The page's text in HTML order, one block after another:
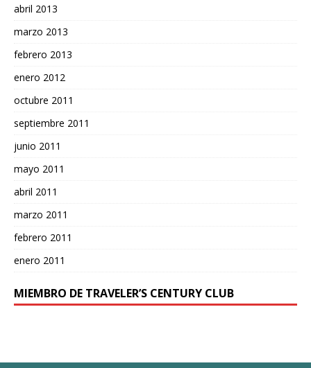
abril 2013
marzo 2013
febrero 2013
enero 2012
octubre 2011
septiembre 2011
junio 2011
mayo 2011
abril 2011
marzo 2011
febrero 2011
enero 2011
MIEMBRO DE TRAVELER’S CENTURY CLUB